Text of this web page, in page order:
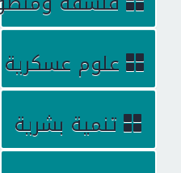
علوم عسكرية
تنمية بشرية